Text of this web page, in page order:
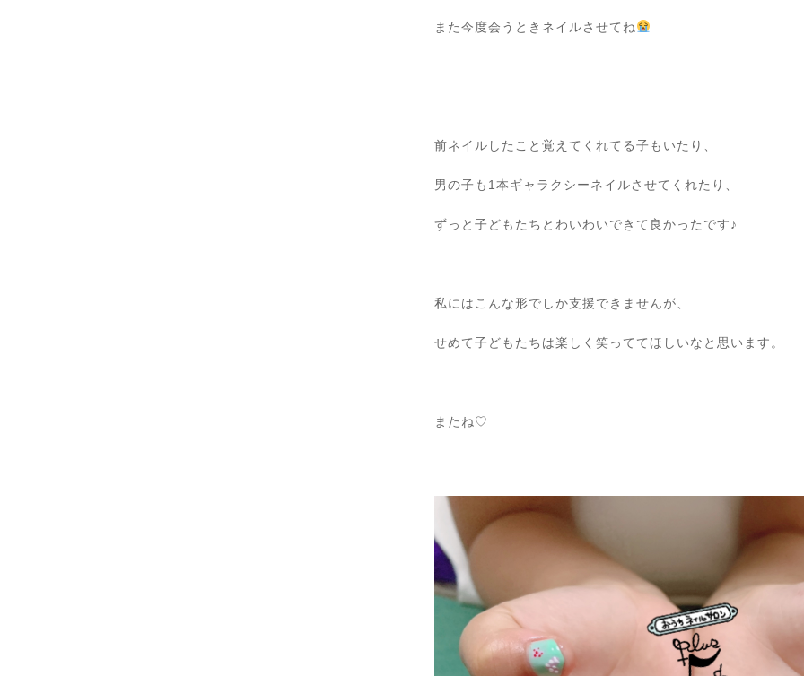
また今度会うときネイルさせてね
前ネイルしたこと覚えてくれてる子もいたり、
男の子も1本ギャラクシーネイルさせてくれたり、
ずっと子どもたちとわいわいできて良かったです♪
私にはこんな形でしか支援できませんが、
せめて子どもたちは楽しく笑っててほしいなと思います。
またね♡